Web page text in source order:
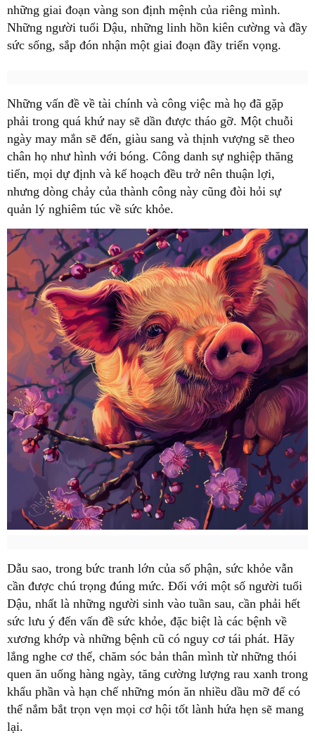
những giai đoạn vàng son định mệnh của riêng mình.
Những người tuổi Dậu, những linh hồn kiên cường và đầy
sức sống, sắp đón nhận một giai đoạn đầy triển vọng.
Những vấn đề về tài chính và công việc mà họ đã gặp
phải trong quá khứ nay sẽ dần được tháo gỡ. Một chuỗi
ngày may mắn sẽ đến, giàu sang và thịnh vượng sẽ theo
chân họ như hình với bóng. Công danh sự nghiệp thăng
tiến, mọi dự định và kế hoạch đều trở nên thuận lợi,
nhưng dòng chảy của thành công này cũng đòi hỏi sự
quản lý nghiêm túc về sức khỏe.
Dẫu sao, trong bức tranh lớn của số phận, sức khỏe vẫn
cần được chú trọng đúng mức. Đối với một số người tuổi
Dậu, nhất là những người sinh vào tuần sau, cần phải hết
sức lưu ý đến vấn đề sức khỏe, đặc biệt là các bệnh về
xương khớp và những bệnh cũ có nguy cơ tái phát. Hãy
lắng nghe cơ thể, chăm sóc bản thân mình từ những thói
quen ăn uống hàng ngày, tăng cường lượng rau xanh trong
khẩu phần và hạn chế những món ăn nhiều dầu mỡ để có
thể nắm bắt trọn vẹn mọi cơ hội tốt lành hứa hẹn sẽ mang
lại.